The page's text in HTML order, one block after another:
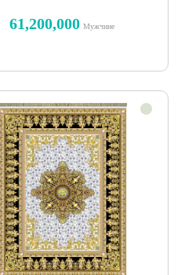
61,200,000 Мужчине